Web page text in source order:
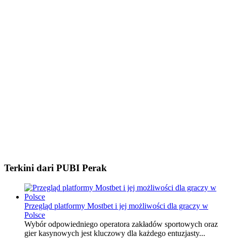
Terkini dari PUBI Perak
Przegląd platformy Mostbet i jej możliwości dla graczy w
Polsce
Wybór odpowiedniego operatora zakładów sportowych oraz
gier kasynowych jest kluczowy dla każdego entuzjasty...